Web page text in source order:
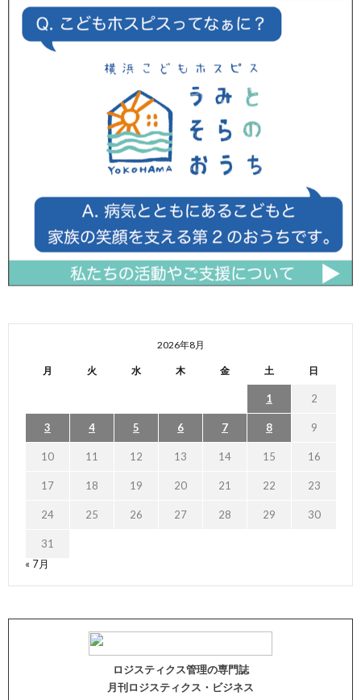
2026年8月
月 火 水 木 金 土 日
1 2
3 4 5 6 7 8 9
10 11 12 13 14 15 16
17 18 19 20 21 22 23
24 25 26 27 28 29 30
31
« 7月
ロジスティクス管理の専門誌
月刊ロジスティクス・ビジネス